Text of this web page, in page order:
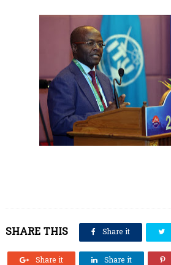
SHARE THIS Share it
Share it Share it